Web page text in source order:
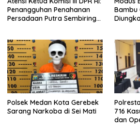
Penangguhan Penahanan
Persadaan Putra Sembiring
Bambu
Polsek Medan Kota Gerebek
Sarang Narkoba di Sei Mati
716
dan